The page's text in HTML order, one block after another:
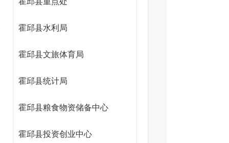
霍邱县水利局
霍邱县文旅体育局
霍邱县统计局
霍邱县粮食物资储备中心
霍邱县投资创业中心